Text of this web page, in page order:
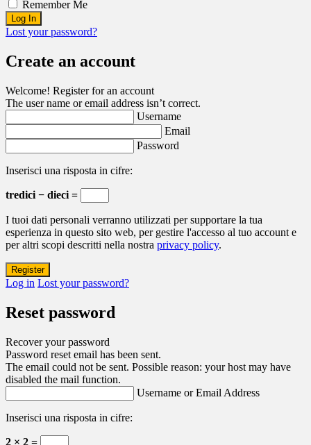
Remember Me
Lost your password?
Create an account
Welcome! Register for an account
The user name or email address isn’t correct.
Username
Email
Password
Inserisci una risposta in cifre:
tredici − dieci =
I tuoi dati personali verranno utilizzati per supportare la tua
esperienza in questo sito web, per gestire l'accesso al tuo account e
per altri scopi descritti nella nostra privacy policy.
Log in Lost your password?
Reset password
Recover your password
Password reset email has been sent.
The email could not be sent. Possible reason: your host may have
disabled the mail function.
Username or Email Address
Inserisci una risposta in cifre:
2 × 2 =